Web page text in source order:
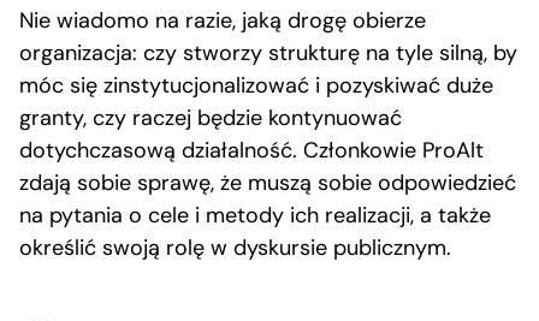
Nie wiadomo na razie, jaką drogę obierze
organizacja: czy stworzy strukturę na tyle silną, by
móc się zinstytucjonalizować i pozyskiwać duże
granty, czy raczej będzie kontynuować
dotychczasową działalność. Członkowie ProAlt
zdają sobie sprawę, że muszą sobie odpowiedzieć
na pytania o cele i metody ich realizacji, a także
określić swoją rolę w dyskursie publicznym.